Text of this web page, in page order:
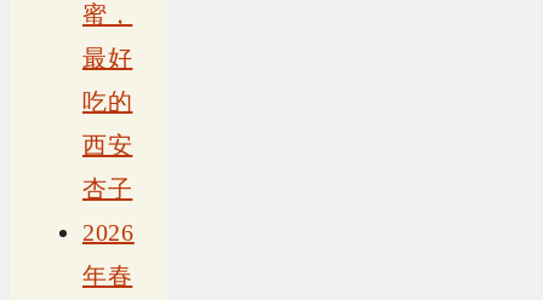
蜜，
最好
吃的
西安
杏子
2026
年春